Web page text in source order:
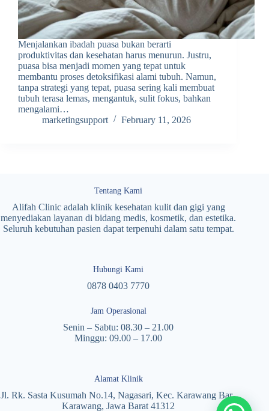
Menjalankan ibadah puasa bukan berarti
produktivitas dan kesehatan harus menurun. Justru,
puasa bisa menjadi momen yang tepat untuk
membantu proses detoksifikasi alami tubuh. Namun,
tanpa strategi yang tepat, puasa sering kali membuat
tubuh terasa lemas, mengantuk, sulit fokus, bahkan
mengalami…
marketingsupport
February 11, 2026
Tentang Kami
Alifah Clinic adalah klinik kesehatan kulit dan gigi yang
menyediakan layanan di bidang medis, kosmetik, dan estetika.
Seluruh kebutuhan pasien dapat terpenuhi dalam satu tempat.
Hubungi Kami
0878 0403 7770
Jam Operasional
Senin – Sabtu: 08.30 – 21.00
Minggu: 09.00 – 17.00
Alamat Klinik
Jl. Rk. Sasta Kusumah No.14, Nagasari, Kec. Karawang Bar.,
Karawang, Jawa Barat 41312